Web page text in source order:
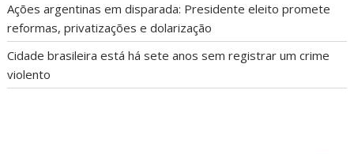
Ações argentinas em disparada: Presidente eleito promete
reformas, privatizações e dolarização
Cidade brasileira está há sete anos sem registrar um crime
violento